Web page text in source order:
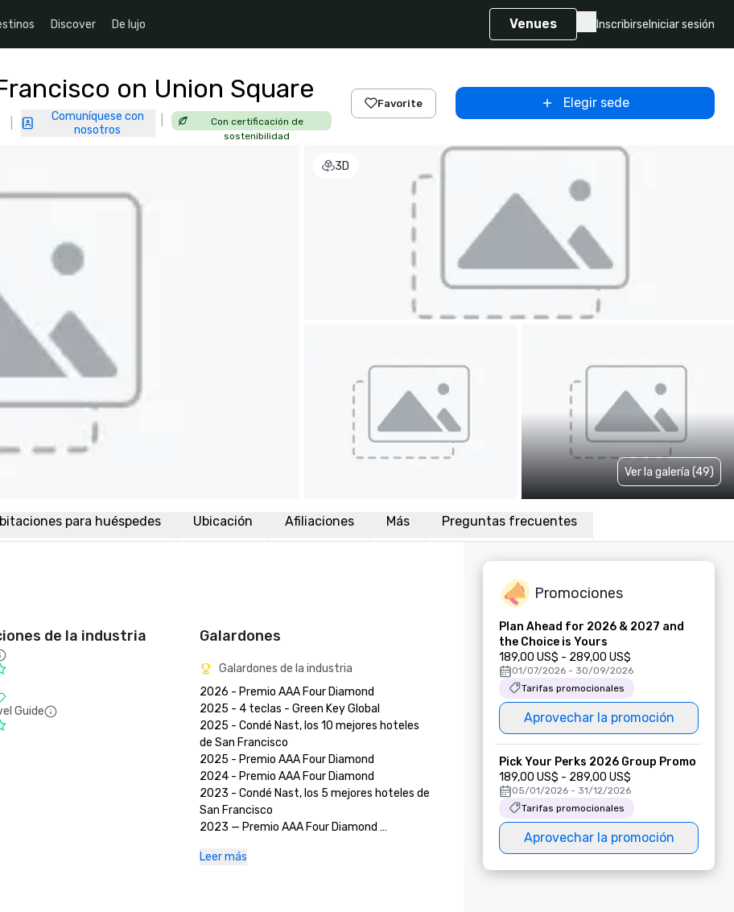
Discover De lujo Venues Inscribirse Iniciar sesión
on Union Square
Comuníquese con
nosotros
Con certificación de
sostenibilidad
Favorite Elegir sede
3D
Ver la galería (49)
para huéspedes Ubicación Afiliaciones Más Preguntas frecuentes
de la industria
Guide
Galardones
Galardones de la industria
2026 - Premio AAA Four Diamond
2025 - 4 teclas - Green Key Global
2025 - Condé Nast, los 10 mejores hoteles
de San Francisco
2025 - Premio AAA Four Diamond
2024 - Premio AAA Four Diamond
2023 - Condé Nast, los 5 mejores hoteles de
San Francisco
2023 — Premio AAA Four Diamond
2021 - Premio AAA Four Diamond
Leer más
Promociones
Plan Ahead for 2026 & 2027 and
the Choice is Yours
189,00 US$ - 289,00 US$
01/07/2026 - 30/09/2026
Tarifas promocionales
Aprovechar la promoción
Pick Your Perks 2026 Group Promo
189,00 US$ - 289,00 US$
05/01/2026 - 31/12/2026
Tarifas promocionales
Aprovechar la promoción